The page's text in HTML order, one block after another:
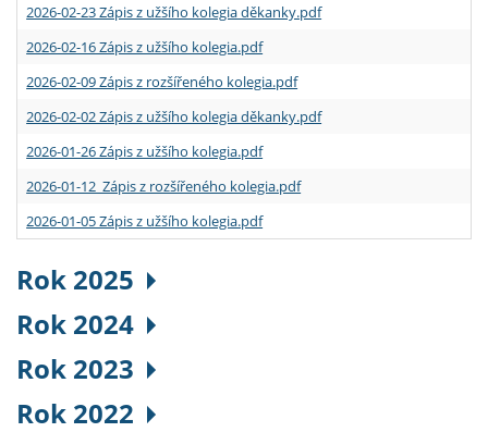
2026-02-23 Zápis z užšího kolegia děkanky.pdf
2026-02-16 Zápis z užšího kolegia.pdf
2026-02-09 Zápis z rozšířeného kolegia.pdf
2026-02-02 Zápis z užšího kolegia děkanky.pdf
2026-01-26 Zápis z užšího kolegia.pdf
2026-01-12 Zápis z rozšířeného kolegia.pdf
2026-01-05 Zápis z užšího kolegia.pdf
Rok 2025
Rok 2024
Rok 2023
Rok 2022